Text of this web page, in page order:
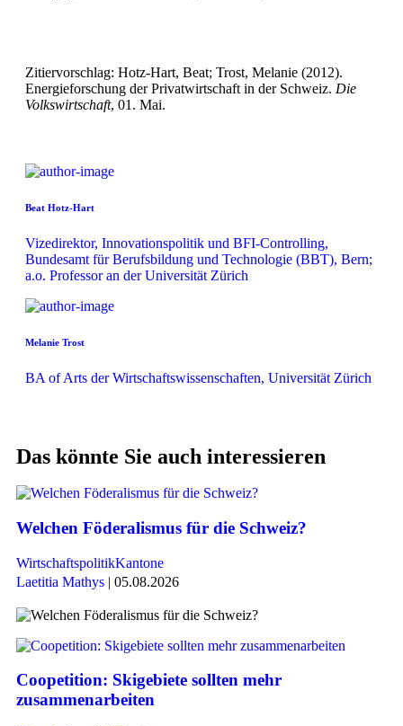
Zitiervorschlag: Hotz-Hart, Beat; Trost, Melanie (2012).
Energieforschung der Privatwirtschaft in der Schweiz. Die
Volkswirtschaft, 01. Mai.
Beat Hotz-Hart
Vizedirektor, Innovationspolitik und BFI-Controlling,
Bundesamt für Berufsbildung und Technologie (BBT), Bern;
a.o. Professor an der Universität Zürich
Melanie Trost
BA of Arts der Wirtschaftswissenschaften, Universität Zürich
Das könnte Sie auch interessieren
Welchen Föderalismus für die Schweiz?
WirtschaftspolitikKantone
Laetitia Mathys | 05.08.2026
Coopetition: Skigebiete sollten mehr
zusammenarbeiten